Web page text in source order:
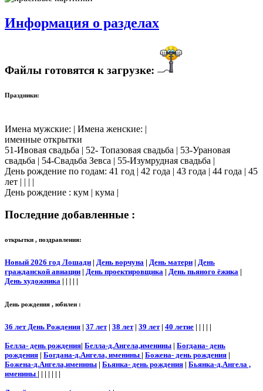
Информация о разделах
Файлы готовятся к загрузке:
Праздники:
Имена мужские: | Имена женские: |
именные открытки
51-Ивовая свадьба | 52- Топазовая свадьба | 53-Урановая
свадьба | 54-Свадьба Зевса | 55-Изумрудная свадьба |
День рождение по годам: 41 год | 42 года | 43 года | 44 года | 45
лет | | | |
День рождение : кум | кума |
Последние добавленные :
открытки , поздравления:
Новый 2026 год Лошади | День ворчуна | День матери | День
гражданской авиации | День проектировщика | День пьяного ёжика |
День художника | | | | |
День рождения , юбилеи :
36 лет День Рождения | 37 лет| 38 лет| 39 лет| 40 летие | | | | |
Белла- день рождения| Белла-д.Ангела,именины | Богдана- день
рождения | Богдана-д.Ангела, именины | Божена- день рождения |
Божена-д.Ангела,именины | Бьянка- день рождения | Бьянка-д.Ангела ,
именины | | | | | | |